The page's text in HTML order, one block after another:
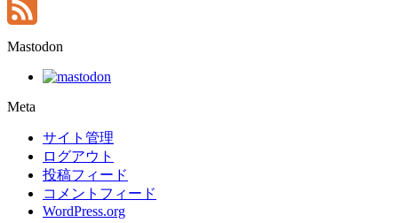
LinkedIn
Feed
Mastodon
Meta
サイト管理
ログアウト
投稿フィード
コメントフィード
WordPress.org